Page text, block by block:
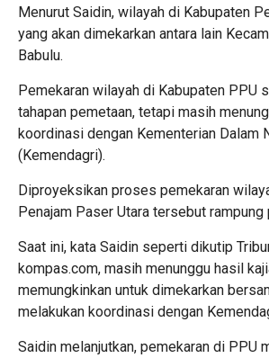
Menurut Saidin, wilayah di Kabupaten
yang akan dimekarkan antara lain
Babulu.
Pemekaran wilayah di Kabupaten PPU
tahapan pemetaan, tetapi masih
koordinasi dengan Kementerian Dalam
(Kemendagri).
Diproyeksikan proses pemekaran
Penajam Paser Utara tersebut rampung
Saat ini, kata Saidin seperti dikutip
kompas.com, masih menunggu hasil
memungkinkan untuk dimekarkan
melakukan koordinasi dengan
Saidin melanjutkan, pemekaran di PPU